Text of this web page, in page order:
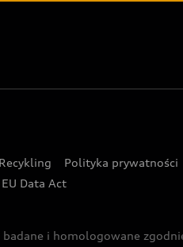
Recykling Polityka prywatności
EU Data Act
i homologowane